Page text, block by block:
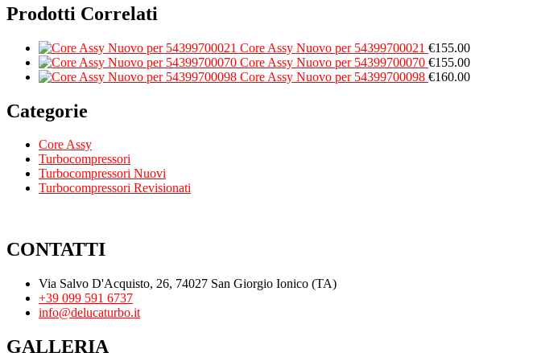
Prodotti Correlati
Core Assy Nuovo per 54399700021 €155.00
Core Assy Nuovo per 54399700070 €155.00
Core Assy Nuovo per 54399700098 €160.00
Categorie
Core Assy
Turbocompressori
Turbocompressori Nuovi
Turbocompressori Revisionati
CONTATTI
Via Salvo D'Acquisto, 26, 74027 San Giorgio Ionico (TA)
+39 099 591 6737
info@delucaturbo.it
GALLERIA